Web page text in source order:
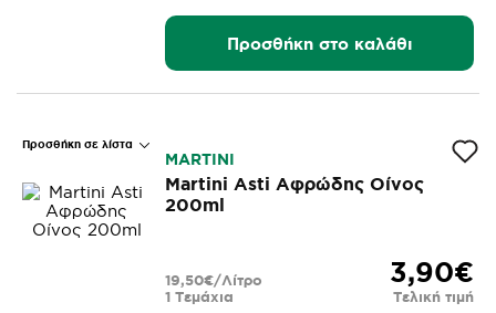
Προσθήκη στο καλάθι
Προσθήκη σε λίστα
MARTINI
Martini Asti Αφρώδης Οίνος
200ml
3,90€
Τελική τιμή
1 Τεμάχια
19,50€/Λίτρο